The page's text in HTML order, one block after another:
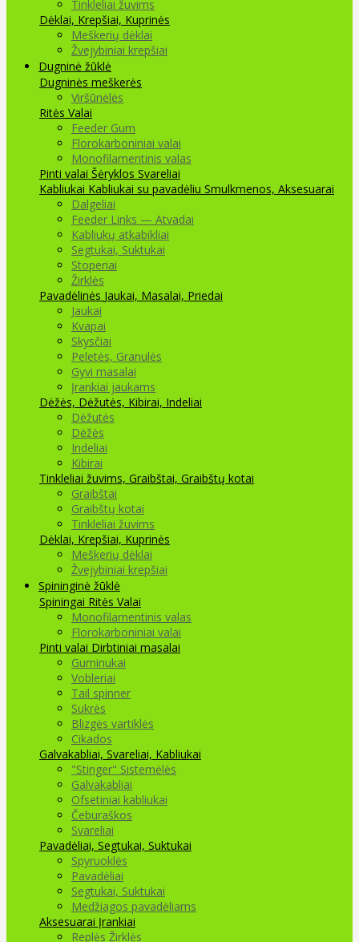
Tinkleliai žuvims
Dėklai, Krepšiai, Kuprinės
Meškerių dėklai
Žvejybiniai krepšiai
Dugninė žūklė
Dugninės meškerės
Viršūnėlės
Ritės Valai
Feeder Gum
Florokarboniniai valai
Monofilamentinis valas
Pinti valai Šėryklos Svareliai
Kabliukai Kabliukai su pavadėliu Smulkmenos, Aksesuarai
Dalgeliai
Feeder Links — Atvadai
Kabliukų atkabikliai
Segtukai, Suktukai
Stoperiai
Žirklės
Pavadėlinės Jaukai, Masalai, Priedai
Jaukai
Kvapai
Skysčiai
Peletės, Granulės
Gyvi masalai
Įrankiai jaukams
Dėžės, Dėžutės, Kibirai, Indeliai
Dėžutės
Dėžės
Indeliai
Kibirai
Tinkleliai žuvims, Graibštai, Graibštų kotai
Graibštai
Graibštų kotai
Tinkleliai žuvims
Dėklai, Krepšiai, Kuprinės
Meškerių dėklai
Žvejybiniai krepšiai
Spininginė žūklė
Spiningai Ritės Valai
Monofilamentinis valas
Florokarboniniai valai
Pinti valai Dirbtiniai masalai
Guminukai
Vobleriai
Tail spinner
Sukrės
Blizgės vartiklės
Cikados
Galvakabliai, Svareliai, Kabliukai
"Stinger" Sistemėlės
Galvakabliai
Ofsetiniai kabliukai
Čeburaškos
Svareliai
Pavadėliai, Segtukai, Suktukai
Spyruoklės
Pavadėliai
Segtukai, Suktukai
Medžiagos pavadėliams
Aksesuarai Įrankiai
Replės Žirklės